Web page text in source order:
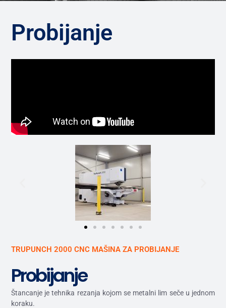
Probijanje
TRUPUNCH 2000 CNC MAŠINA ZA PROBIJANJE
Probijanje
Štancanje je tehnika rezanja kojom se metalni lim seče u jednom
koraku.